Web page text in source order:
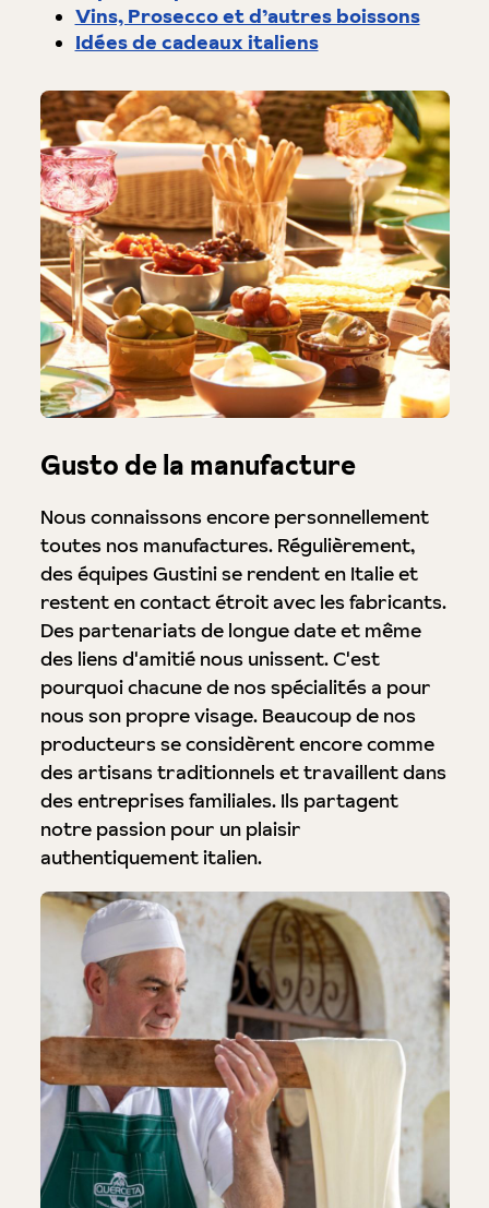
Vins, Prosecco et d’autres boissons
Idées de cadeaux italiens
Gusto de la manufacture
Nous connaissons encore personnellement
toutes nos manufactures. Régulièrement,
des équipes Gustini se rendent en Italie et
restent en contact étroit avec les fabricants.
Des partenariats de longue date et même
des liens d'amitié nous unissent. C'est
pourquoi chacune de nos spécialités a pour
nous son propre visage. Beaucoup de nos
producteurs se considèrent encore comme
des artisans traditionnels et travaillent dans
des entreprises familiales. Ils partagent
notre passion pour un plaisir
authentiquement italien.